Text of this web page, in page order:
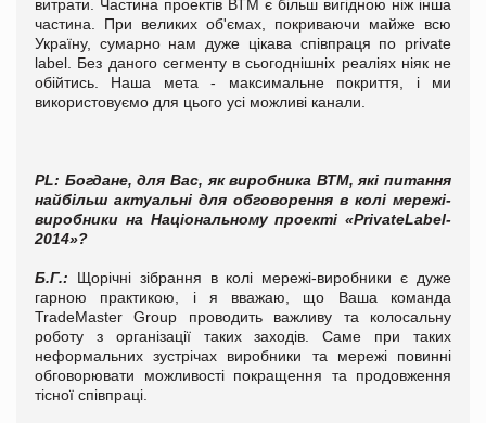
витрати. Частина проектів ВТМ є більш вигідною ніж інша
частина. При великих об'ємах, покриваючи майже всю
Україну, сумарно нам дуже цікава співпраця по privatе
label. Без даного сегменту в сьогоднішніх реаліях ніяк не
обійтись. Наша мета - максимальне покриття, і ми
використовуємо для цього усі можливі канали.
PL: Богдане, для Вас, як виробника ВТМ, які питання
найбільш актуальні для обговорення в колі мережі-
виробники на Національному проекті «PrivateLabel-
2014»?
Б.Г.: Щорічні зібрання в колі мережі-виробники є дуже
гарною практикою, і я вважаю, що Ваша команда
TradeMaster Group проводить важливу та колосальну
роботу з організації таких заходів. Саме при таких
неформальних зустрічах виробники та мережі повинні
обговорювати можливості покращення та продовження
тісної співпраці.